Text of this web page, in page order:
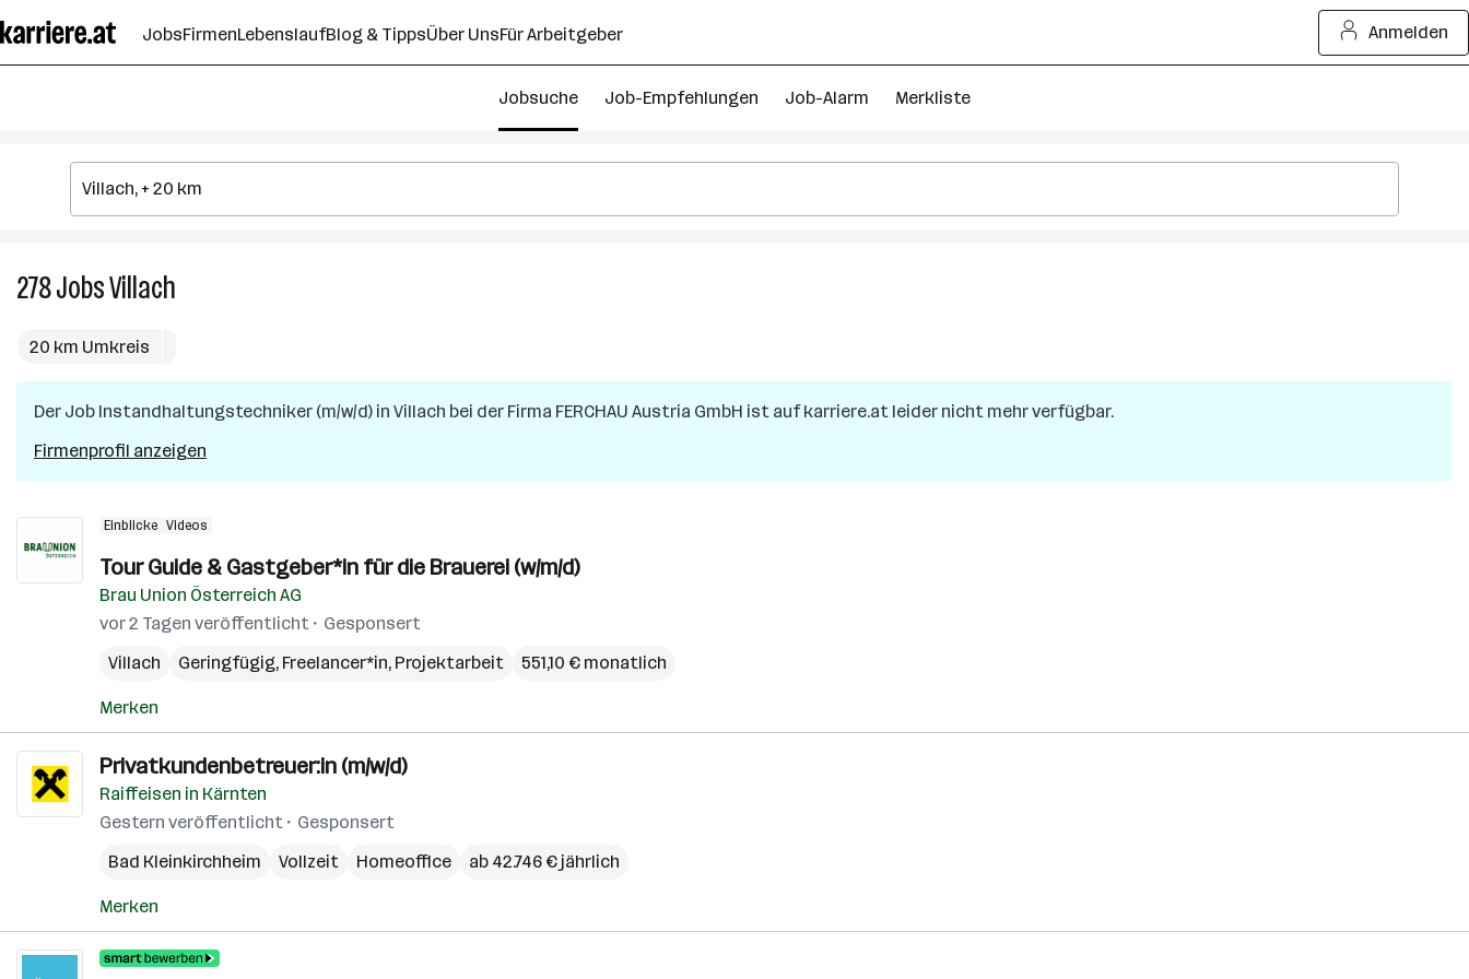
Seiteninhalt
springen
JobsFirmenLebenslaufBlog & TippsÜber UnsFür Arbeitgeber Anmelden
Jobsuche Job-Empfehlungen Job-Alarm Merkliste
278JobsVillach
20 km Umkreis
Der Job Instandhaltungstechniker (m/w/d) in Villach bei der Firma FERCHAU Austria GmbH ist auf karriere.at leider nicht mehr verfügbar.
Firmenprofil anzeigen
Einblicke Videos
Tour Guide & Gastgeber*in für die Brauerei (w/m/d)
Brau Union Österreich AG
vor 2 Tagen veröffentlicht
Gesponsert
Villach
Geringfügig, Freelancer*in, Projektarbeit 551,10 € monatlich
Merken
Privatkundenbetreuer:in (m/w/d)
Raiffeisen in Kärnten
Gestern veröffentlicht
Gesponsert
Bad Kleinkirchheim
Vollzeit Homeoffice ab 42.746 € jährlich
Merken